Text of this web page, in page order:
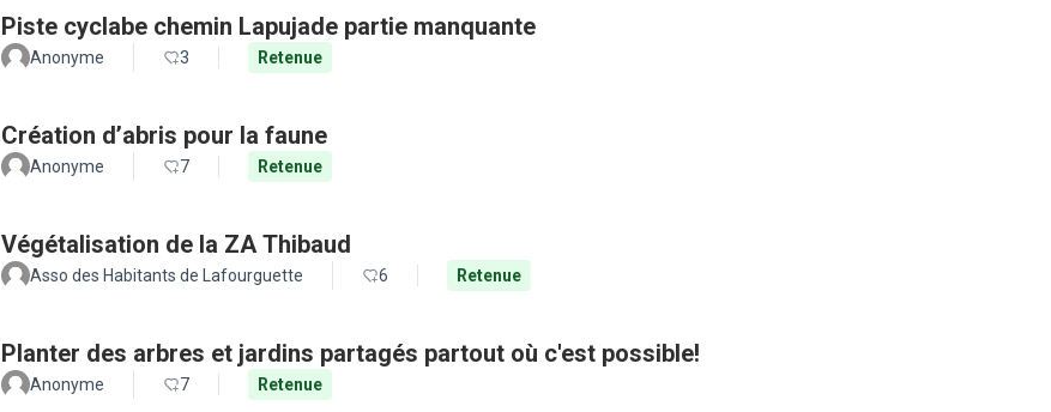
Piste cyclabe chemin Lapujade partie manquante
Anonyme 3 Retenue
Création d’abris pour la faune
Anonyme 7 Retenue
Végétalisation de la ZA Thibaud
Asso des Habitants de Lafourguette 6 Retenue
Planter des arbres et jardins partagés partout où c'est possible!
Anonyme 7 Retenue